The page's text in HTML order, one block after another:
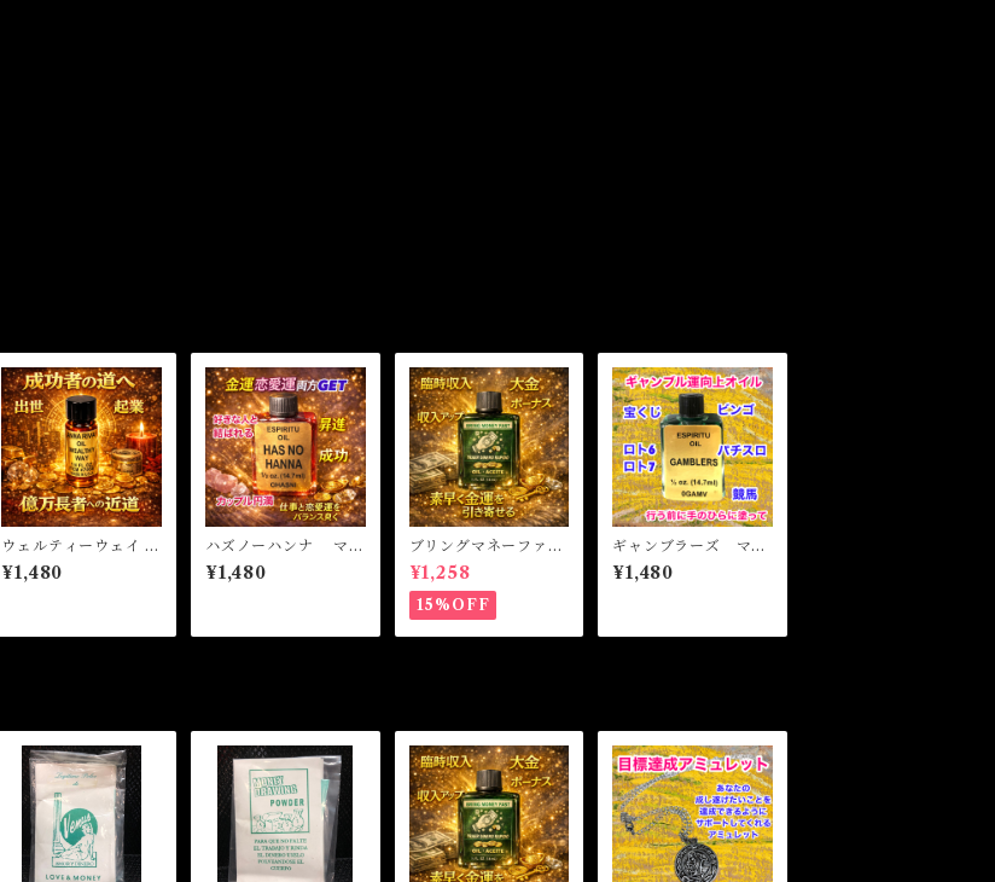
ウェルティーウェイ マ
ジカルオイル・魔女
Wealthy Way Magic
¥1,480
ハズノーハンナ マジ
カルオイル・魔女オイ
ル HAS NO HANN
¥1,480
ブリングマネーファス
ト マジカルオイル・
魔女オイル BRING
MONEY FAST Magi
cal Oil
¥1,258
15%OFF
ギャンブラーズ マジ
カルオイル・魔女 G
AMBLERS Magical
¥1,480